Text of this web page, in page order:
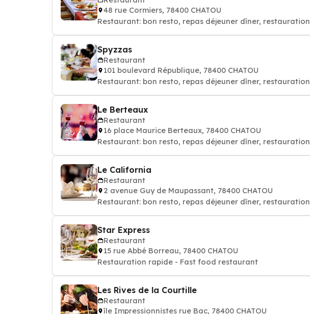
48 rue Cormiers, 78400 CHATOU
Restaurant: bon resto, repas déjeuner dîner, restauration
Spyzzas
Restaurant
101 boulevard République, 78400 CHATOU
Restaurant: bon resto, repas déjeuner dîner, restauration
Le Berteaux
Restaurant
16 place Maurice Berteaux, 78400 CHATOU
Restaurant: bon resto, repas déjeuner dîner, restauration
Le California
Restaurant
2 avenue Guy de Maupassant, 78400 CHATOU
Restaurant: bon resto, repas déjeuner dîner, restauration
Star Express
Restaurant
15 rue Abbé Borreau, 78400 CHATOU
Restauration rapide - Fast food restaurant
Les Rives de la Courtille
Restaurant
île Impressionnistes rue Bac, 78400 CHATOU